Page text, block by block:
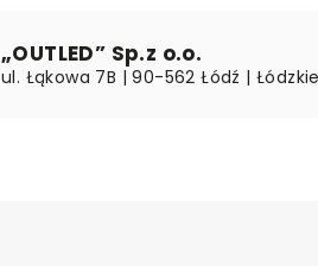
„OUTLED” Sp.z o.o.
ul. Łąkowa 7B | 90-562 Łódź | Łódzkie